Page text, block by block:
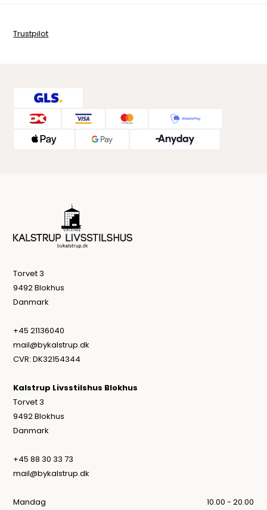
Trustpilot
Torvet 3
9492 Blokhus
Danmark
+45 21136040
mail@bykalstrup.dk
CVR: DK32154344
Kalstrup Livsstilshus Blokhus
Torvet 3
9492 Blokhus
Danmark
+45 88 30 33 73
mail@bykalstrup.dk
Mandag
10.00 - 20.00